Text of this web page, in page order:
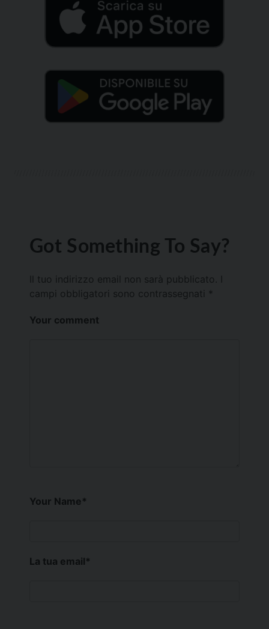
Got Something To Say?
Il tuo indirizzo email non sarà pubblicato.
campi obbligatori sono contrassegnati *
Your comment
Your Name*
La tua email*